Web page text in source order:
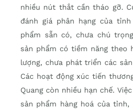
nhiều nút thắt cần tháo gỡ.
đánh giá phân hạng của
phẩm sẵn có, chưa chú
sản phẩm có tiềm năng theo
lượng, chưa phát triển các
Các hoạt động xúc tiến
Quang còn nhiều hạn chế.
sản phẩm hàng hoá của